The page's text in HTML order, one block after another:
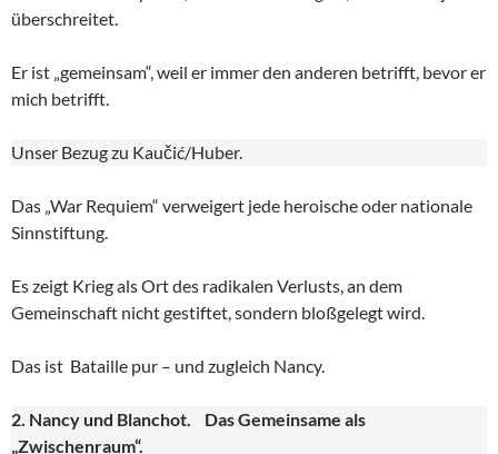
überschreitet.
Er ist „gemeinsam“, weil er immer den anderen betrifft, bevor er
mich betrifft.
Unser Bezug zu Kaučić/Huber.
Das „War Requiem“ verweigert jede heroische oder nationale
Sinnstiftung.
Es zeigt Krieg als Ort des radikalen Verlusts, an dem
Gemeinschaft nicht gestiftet, sondern bloßgelegt wird.
Das ist Bataille pur – und zugleich Nancy.
2. Nancy und Blanchot. Das Gemeinsame als
„Zwischenraum“.